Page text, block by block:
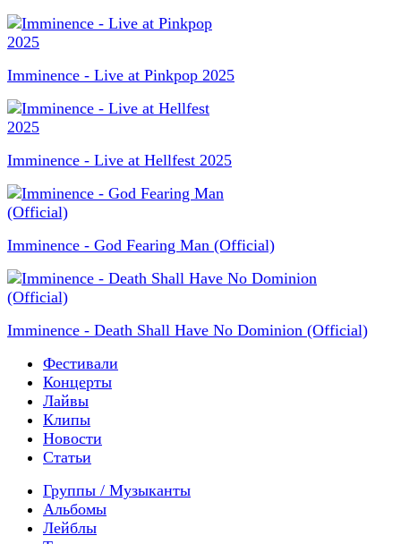
Imminence - Live at Pinkpop 2025
Imminence - Live at Hellfest 2025
Imminence - God Fearing Man (Official)
Imminence - Death Shall Have No Dominion (Official)
Фестивали
Концерты
Лайвы
Клипы
Новости
Статьи
Группы / Музыканты
Альбомы
Лейблы